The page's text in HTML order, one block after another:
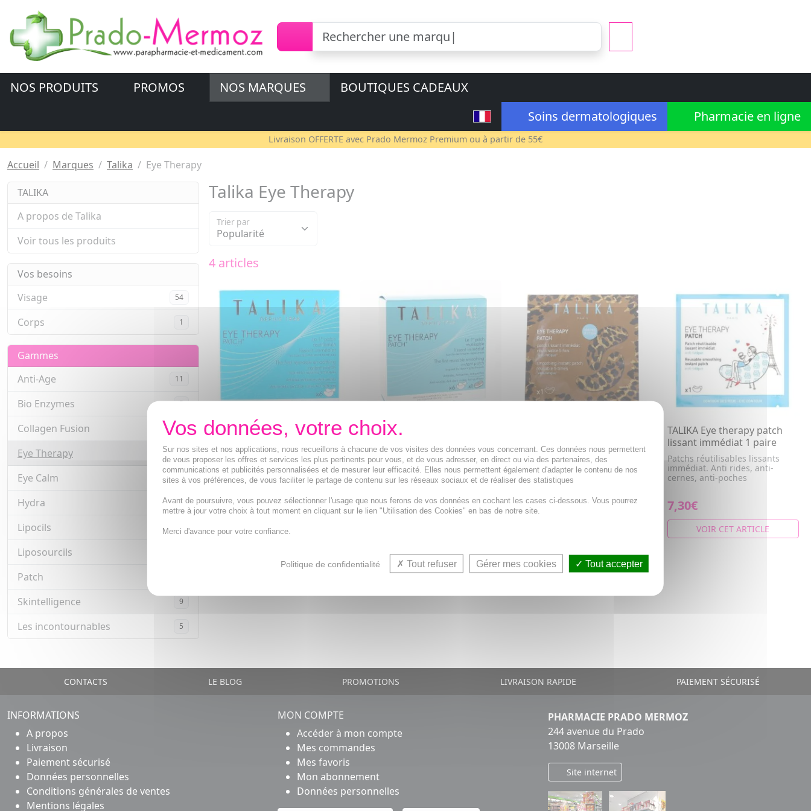
NOS PRODUITS PROMOS NOS MARQUES
BOUTIQUES CADEAUX
Soins dermatologiques
Pharmacie en ligne
Livraison OFFERTE avec Prado Mermoz Premium ou à partir de 55€
Accueil Marques Talika Eye Therapy
TALIKA
A propos de Talika
Voir tous les produits
Vos besoins
Visage
54
Corps 1
Gammes
Anti-Age
11
Bio Enzymes 5
Collagen Fusion 2
Eye Therapy 4
Eye Calm 2
Hydra 3
Lipocils 14
Liposourcils
Patch
Skintelligence 9
Les incontournables 5
Talika Eye Therapy
Trier par
4 articles
TALIKA Eye therapy patch
recharges
Patchs réutilisables lissants
immédiat. Anti rides, anti-
36,49€
AJOUTER AU PANIER
TALIKA Eye therapy patch
1 boitier
Patchs réutilisables lissants
immédiat. Anti rides, anti-
39,63€
limitée 1 paire léopard
Patchs réutilisables lissants
immédiat. Anti rides, anti-
7,30€
TALIKA Eye therapy patch
lissant immédiat 1 paire
Patchs réutilisables lissants
immédiat. Anti rides, anti-
cernes, anti-poches
7,30€
VOIR CET ARTICLE
CONTACTS LE BLOG PROMOTIONS LIVRAISON RAPIDE PAIEMENT SÉCURISÉ
INFORMATIONS
A propos
Livraison
Paiement sécurisé
Données personnelles
Conditions générales de ventes
Mentions légales
MON COMPTE
Accéder à mon compte
Mes commandes
Mes favoris
Mon abonnement
Données personnelles
PHARMACIE PRADO MERMOZ
244 avenue du Prado
13008 Marseille
Site internet
Sur nos sites et nos applications, nous recueillons à chacune de vos visites des données vous concernant. Ces données nous permettent
de vous proposer les offres et services les plus pertinents pour vous, et de vous adresser, en direct ou via des partenaires, des
communications et publicités personnalisées et de mesurer leur efficacité. Elles nous permettent également d'adapter le contenu de nos
sites à vos préférences, de vous faciliter le partage de contenu sur les réseaux sociaux et de réaliser des statistiques
Avant de poursuivre, vous pouvez sélectionner l'usage que nous ferons de vos données en cochant les cases ci-dessous. Vous pourrez
mettre à jour votre choix à tout moment en cliquant sur le lien "Utilisation des Cookies" en bas de notre site.
Merci d'avance pour votre confiance.
Politique de confidentialité Tout refuser Gérer mes cookies Tout accepter